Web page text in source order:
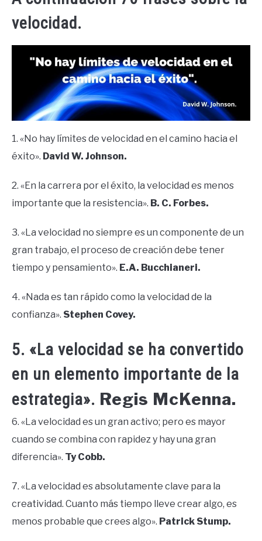
velocidad.
1. «No hay límites de velocidad en el camino hacia el
éxito». David W. Johnson.
2. «En la carrera por el éxito, la velocidad es menos
importante que la resistencia». B. C. Forbes.
3. «La velocidad no siempre es un componente de un
gran trabajo, el proceso de creación debe tener
tiempo y pensamiento». E.A. Bucchianeri.
4. «Nada es tan rápido como la velocidad de la
confianza». Stephen Covey.
5. «La velocidad se ha convertido
en un elemento importante de la
estrategia». Regis McKenna.
6. «La velocidad es un gran activo; pero es mayor
cuando se combina con rapidez y hay una gran
diferencia». Ty Cobb.
7. «La velocidad es absolutamente clave para la
creatividad. Cuanto más tiempo lleve crear algo, es
menos probable que crees algo». Patrick Stump.